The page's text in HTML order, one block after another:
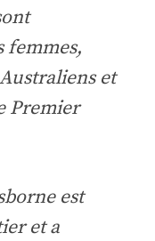
femmes,
et
Premier
est
et a